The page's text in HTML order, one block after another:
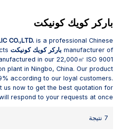
باركر كويك كونيكت
CO.,LTD.is a professional Chinese
manufacturer of باركر كويك كونيكت
in our 22,000㎡ ISO 9001
plant in Ningbo, China. Our product
according to our loyal customers.
us now to get the best quotation for
respond to your requests at once.
7 نتيجة